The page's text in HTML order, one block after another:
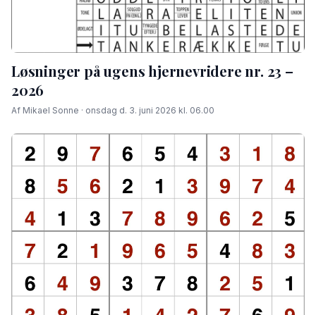
Løsninger på ugens hjernevridere nr. 23 –
2026
Af Mikael Sonne · onsdag d. 3. juni 2026 kl. 06.00